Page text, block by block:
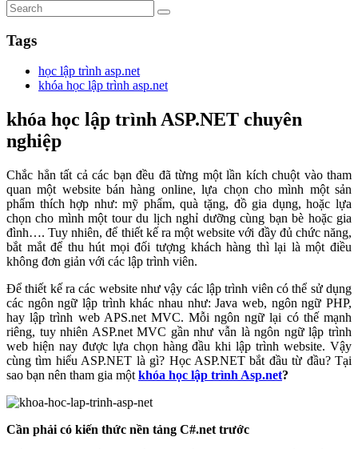
Tags
học lập trình asp.net
khóa học lập trình asp.net
khóa học lập trình ASP.NET chuyên
nghiệp
Chắc hẳn tất cả các bạn đều đã từng một lần kích chuột vào tham
quan một website bán hàng online, lựa chọn cho mình một sản
phẩm thích hợp như: mỹ phẩm, quà tặng, đồ gia dụng, hoặc lựa
chọn cho mình một tour du lịch nghỉ dưỡng cùng bạn bè hoặc gia
đình…. Tuy nhiên, để thiết kế ra một website với đầy đủ chức năng,
bắt mắt để thu hút mọi đối tượng khách hàng thì lại là một điều
không đơn giản với các lập trình viên.
Để thiết kế ra các website như vậy các lập trình viên có thể sử dụng
các ngôn ngữ lập trình khác nhau như: Java web, ngôn ngữ PHP,
hay lập trình web APS.net MVC. Mỗi ngôn ngữ lại có thế mạnh
riêng, tuy nhiên ASP.net MVC gần như vẫn là ngôn ngữ lập trình
web hiện nay được lựa chọn hàng đầu khi lập trình website. Vậy
cùng tìm hiểu ASP.NET là gì? Học ASP.NET bắt đầu từ đầu? Tại
sao bạn nên tham gia một khóa học lập trình Asp.net?
Cần phải có kiến thức nền tảng C#.net trước